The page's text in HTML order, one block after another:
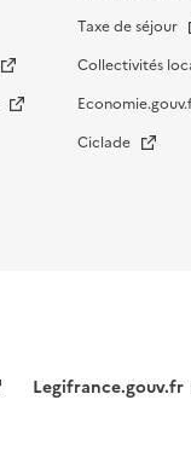
Taxe de séjour
Collectivités
Ciclade
Legifrance.gouv.fr